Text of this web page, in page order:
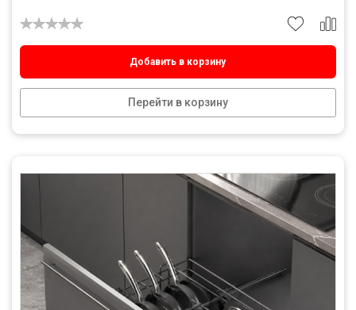
Добавить в корзину
Перейти в корзину